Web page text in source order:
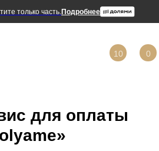
часть.Подробнее
для оплаты